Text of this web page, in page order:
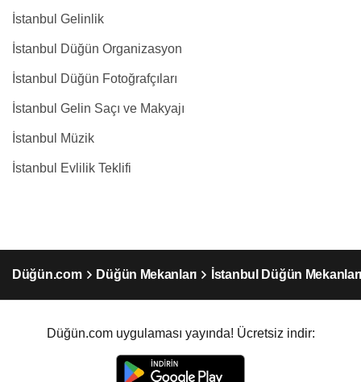
İstanbul Gelinlik
İstanbul Düğün Organizasyon
İstanbul Düğün Fotoğrafçıları
İstanbul Gelin Saçı ve Makyajı
İstanbul Müzik
İstanbul Evlilik Teklifi
Düğün.com Düğün Mekanları İstanbul Düğün
Düğün.com uygulaması yayında! Ücretsiz indir: